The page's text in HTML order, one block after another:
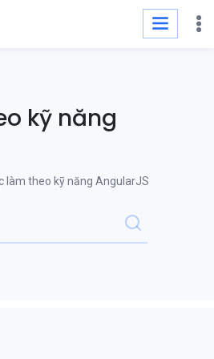
kỹ năng
làm theo kỹ năng AngularJS